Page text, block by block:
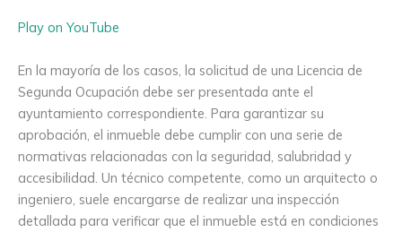
Play on YouTube
En la mayoría de los casos, la solicitud de una Licencia de
Segunda Ocupación debe ser presentada ante el
ayuntamiento correspondiente. Para garantizar su
aprobación, el inmueble debe cumplir con una serie de
normativas relacionadas con la seguridad, salubridad y
accesibilidad. Un técnico competente, como un arquitecto o
ingeniero, suele encargarse de realizar una inspección
detallada para verificar que el inmueble está en condiciones